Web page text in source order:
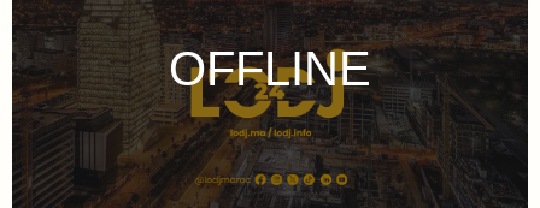
LES PLUS RÉCENTS CLASSEURS
7 days santé & conso du 31-07-2026
I-MAG-Spécial Fête du Trône 2026
7 days Culture du 29-07-2026